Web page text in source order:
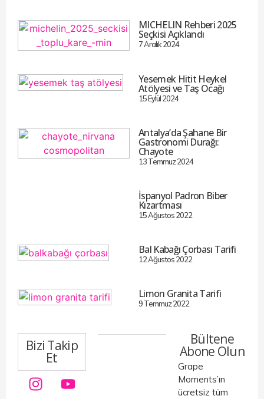
MICHELIN Rehberi 2025
Seçkisi Açıklandı
7 Aralık 2024
Yesemek Hitit Heykel
Atölyesi ve Taş Ocağı
15 Eylül 2024
Antalya’da Şahane Bir
Gastronomi Durağı:
Chayote
13 Temmuz 2024
İspanyol Padron Biber
Kızartması
15 Ağustos 2022
Bal Kabağı Çorbası Tarifi
12 Ağustos 2022
Limon Granita Tarifi
9 Temmuz 2022
Bizi Takip
Et
Bültene
Abone Olun
Grape
Moments’ın
ücretsiz tüm